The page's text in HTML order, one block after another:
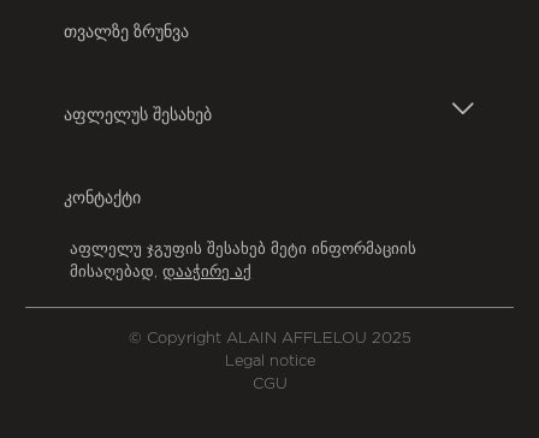
კონტაქტური ლინზები
ᲗᲕᲐᲚᲖᲔ ᲖᲠᲣᲜᲕᲐ
ᲐᲤᲚᲔᲚᲣᲡ ᲨᲔᲡᲐᲮᲔᲑ
აფლელუ საქართველოში
ᲙᲝᲜᲢᲐᲥᲢᲘ
აფლელუ ჯგუფის შესახებ მეტი ინფორმაციის
მისაღებად,დააჭირე აქ
© Copyright ALAIN AFFLELOU 2025
Legal notice
CGU